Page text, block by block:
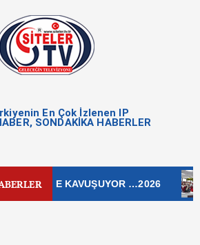
En Çok İzlenen IP
SONDAKİKA HABERLER
KAVUŞUYOR …2026